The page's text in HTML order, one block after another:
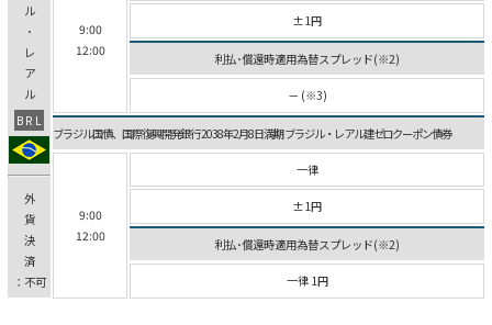
ル
･
レ
ア
ル
BRL
外
貨
決
済
：不可
9:00
12:00
±1円
利払･償還時適用為替スプレッド(※2)
－ (※3)
ブラジル国債、国際復興開発銀行 2038年2月8日満期 ブラジル・レアル建ゼロクーポン債券
9:00
12:00
一律
±1円
利払･償還時適用為替スプレッド(※2)
一律 1円